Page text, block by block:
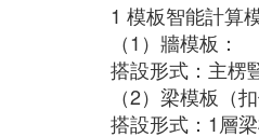
1 模板智能計算
（1）牆模板：
搭設形式：主楞
（2）梁模板（
搭設形式：1層